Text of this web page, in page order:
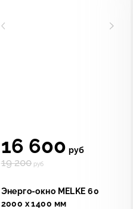
16 600 руб
19 200 руб
Энерго-окно MELKE 60
2000 х 1400 мм